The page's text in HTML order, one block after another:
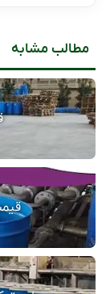
مطالب مشابه